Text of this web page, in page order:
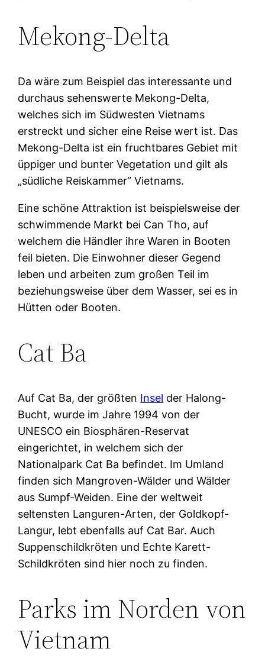
Mekong-Delta
Da wäre zum Beispiel das interessante und
durchaus sehenswerte Mekong-Delta,
welches sich im Südwesten Vietnams
erstreckt und sicher eine Reise wert ist. Das
Mekong-Delta ist ein fruchtbares Gebiet mit
üppiger und bunter Vegetation und gilt als
„südliche Reiskammer“ Vietnams.
Eine schöne Attraktion ist beispielsweise der
schwimmende Markt bei Can Tho, auf
welchem die Händler ihre Waren in Booten
feil bieten. Die Einwohner dieser Gegend
leben und arbeiten zum großen Teil im
beziehungsweise über dem Wasser, sei es in
Hütten oder Booten.
Cat Ba
Auf Cat Ba, der größten Insel der Halong-
Bucht, wurde im Jahre 1994 von der
UNESCO ein Biosphären-Reservat
eingerichtet, in welchem sich der
Nationalpark Cat Ba befindet. Im Umland
finden sich Mangroven-Wälder und Wälder
aus Sumpf-Weiden. Eine der weltweit
seltensten Languren-Arten, der Goldkopf-
Langur, lebt ebenfalls auf Cat Bar. Auch
Suppenschildkröten und Echte Karett-
Schildkröten sind hier noch zu finden.
Parks im Norden von
Vietnam